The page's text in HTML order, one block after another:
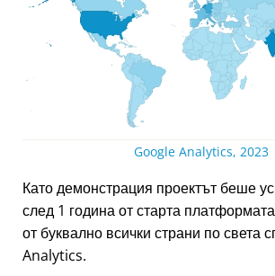
Google Analytics, 2023
Като демонстрация проектът беше
след 1 година от старта
от буквално всички страни по света
Analytics.